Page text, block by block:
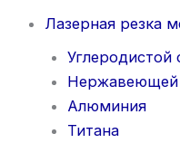
Лазерная резка
Углеродистой
Нержавеющей
Алюминия
Титана